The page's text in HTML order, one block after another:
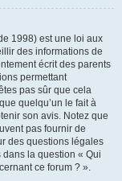
1998) est une loi aux
des informations de
écrit des parents
permettant
pas sûr que cela
quelqu’un le fait à
son avis. Notez que
pas fournir de
des questions légales
la question « Qui
ce forum ? ».